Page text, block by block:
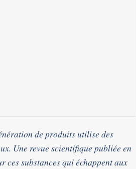
de produits utilise des
Une revue scientifique publiée en
ces substances qui échappent aux